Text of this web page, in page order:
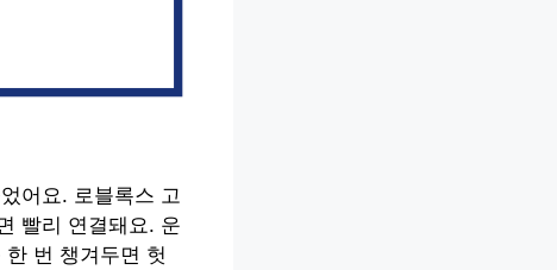
어요. 로블록스 고
빨리 연결돼요. 운
번 챙겨두면 헛